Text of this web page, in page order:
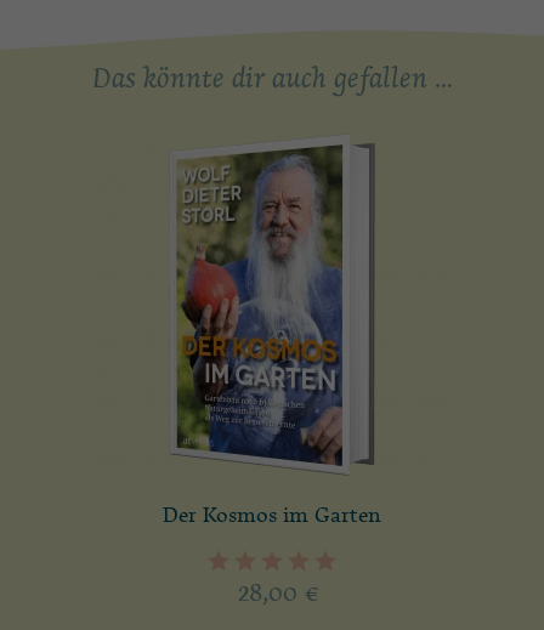
Das könnte dir auch gefallen …
Der Kosmos im Garten
28,00 €